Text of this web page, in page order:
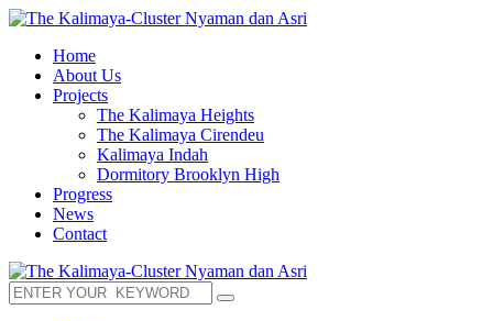
Home
About Us
Projects
The Kalimaya Heights
The Kalimaya Cirendeu
Kalimaya Indah
Dormitory Brooklyn High
Progress
News
Contact